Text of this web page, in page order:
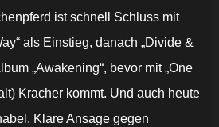
ist schnell Schluss mit
als Einstieg, danach „Divide &
„Awakening“, bevor mit „One
Kracher kommt. Und auch heute
Klare Ansage gegen